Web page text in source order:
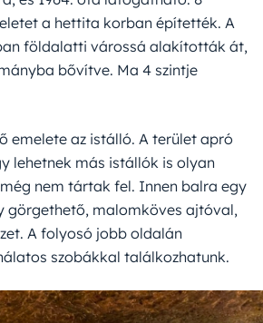
a hettita korban építették. A
földalatti várossá alakították át,
bővítve. Ma 4 szintje
emelete az istálló. A terület apró
lehetnek más istállók is olyan
nem tártak fel. Innen balra egy
görgethető, malomköves ajtóval,
A folyosó jobb oldalán
szobákkal találkozhatunk.